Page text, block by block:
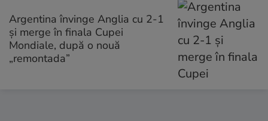
Argentina învinge Anglia cu 2-1
și merge în finala Cupei
Mondiale, după o nouă
„remontada”